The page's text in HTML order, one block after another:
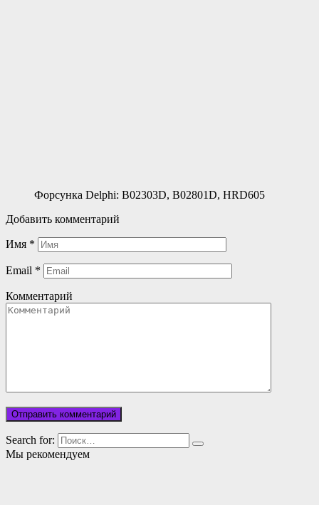
Форсунка Delphi: B02303D, B02801D, HRD605
Добавить комментарий
Имя *
Email *
Комментарий
Search for:
Мы рекомендуем